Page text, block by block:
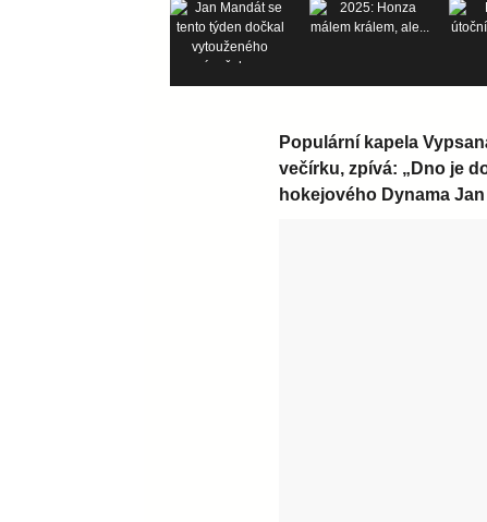
Populární kapela
večírku, zpívá: „Dno je
hokejového Dynama Jan